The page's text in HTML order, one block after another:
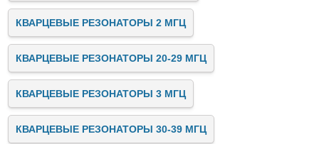
КВАРЦЕВЫЕ РЕЗОНАТОРЫ 2 МГЦ
КВАРЦЕВЫЕ РЕЗОНАТОРЫ 20-29 МГЦ
КВАРЦЕВЫЕ РЕЗОНАТОРЫ 3 МГЦ
КВАРЦЕВЫЕ РЕЗОНАТОРЫ 30-39 МГЦ